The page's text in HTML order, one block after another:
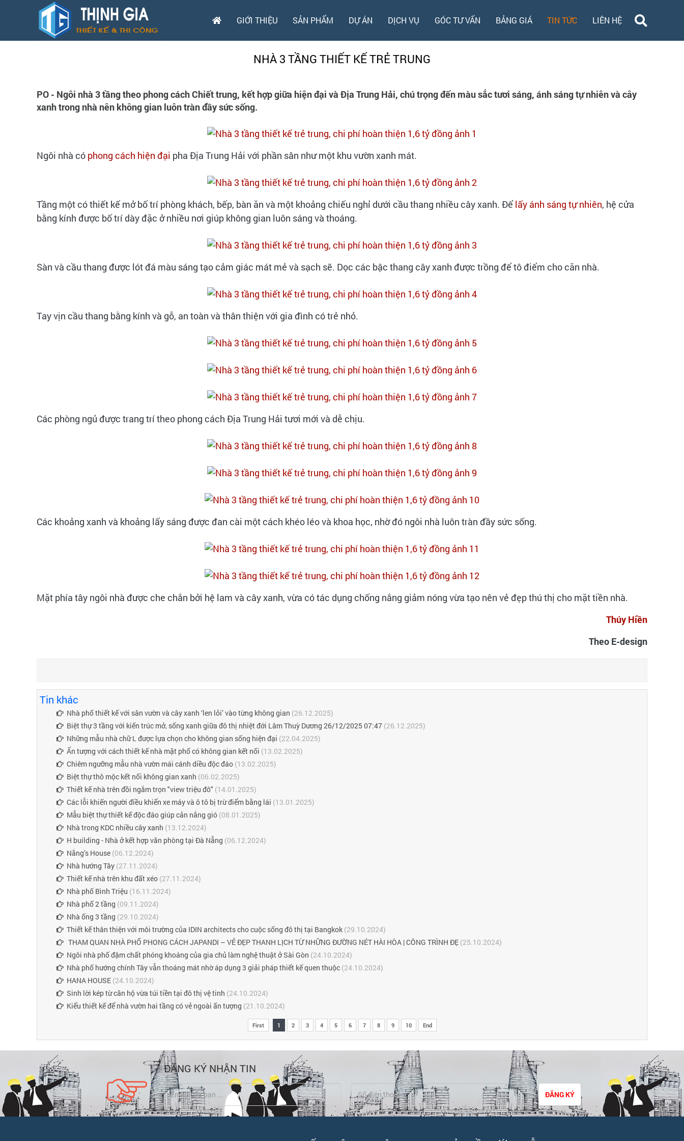
GIỚI THIỆU SẢN PHẨM DỰ ÁN DỊCH VỤ GÓC TƯ VẤN BẢNG GIÁ TIN TỨC LIÊN HỆ
NHÀ 3 TẦNG THIẾT KẾ TRẺ TRUNG
PO - Ngôi nhà 3 tầng theo phong cách Chiết trung, kết hợp giữa hiện đại và Địa Trung Hải, chú trọng đến màu sắc tươi sáng, ánh sáng tự nhiên và cây
xanh trong nhà nên không gian luôn tràn đầy sức sống.
Ngôi nhà có phong cách hiện đại pha Địa Trung Hải với phần sân như một khu vườn xanh mát.
Tầng một có thiết kế mở bố trí phòng khách, bếp, bàn ăn và một khoảng chiếu nghỉ dưới cầu thang nhiều cây xanh. Để lấy ánh sáng tự nhiên, hệ cửa
bằng kính được bố trí dày đặc ở nhiều nơi giúp không gian luôn sáng và thoáng.
Sàn và cầu thang được lót đá màu sáng tạo cảm giác mát mẻ và sạch sẽ. Dọc các bậc thang cây xanh được trồng để tô điểm cho căn nhà.
Tay vịn cầu thang bằng kính và gỗ, an toàn và thân thiện với gia đình có trẻ nhỏ.
Các phòng ngủ được trang trí theo phong cách Địa Trung Hải tươi mới và dễ chịu.
Các khoảng xanh và khoảng lấy sáng được đan cài một cách khéo léo và khoa học, nhờ đó ngôi nhà luôn tràn đầy sức sống.
Mặt phía tây ngôi nhà được che chắn bởi hệ lam và cây xanh, vừa có tác dụng chống nắng giảm nóng vừa tạo nên vẻ đẹp thú thị cho mặt tiền nhà.
Thúy Hiền
Theo E-design
Tin khác
Nhà phố thiết kế với sân vườn và cây xanh ‘len lỏi’ vào từng không gian (26.12.2025)
Biệt thự 3 tầng với kiến trúc mở, sống xanh giữa đô thị nhiệt đới Lâm Thuỳ Dương 26/12/2025 07:47 (26.12.2025)
Những mẫu nhà chữ L được lựa chọn cho không gian sống hiện đại (22.04.2025)
Ấn tượng với cách thiết kế nhà mặt phố có không gian kết nối (13.02.2025)
Chiêm ngưỡng mẫu nhà vườn mái cánh diều độc đáo (13.02.2025)
Biệt thự thô mộc kết nối không gian xanh (06.02.2025)
Thiết kế nhà trên đồi ngắm trọn "view triệu đô" (14.01.2025)
Các lỗi khiến người điều khiển xe máy và ô tô bị trừ điểm bằng lái (13.01.2025)
Mẫu biệt thự thiết kế độc đáo giúp cản nắng gió (08.01.2025)
Nhà trong KDC nhiều cây xanh (13.12.2024)
H building - Nhà ở kết hợp văn phòng tại Đà Nẵng (06.12.2024)
Nắng’s House (06.12.2024)
Nhà hướng Tây (27.11.2024)
Thiết kế nhà trên khu đất xéo (27.11.2024)
Nhà phố Bình Triệu (16.11.2024)
Nhà phố 2 tầng (09.11.2024)
Nhà ống 3 tầng (29.10.2024)
Thiết kế thân thiện với môi trường của IDIN architects cho cuộc sống đô thị tại Bangkok (29.10.2024)
THAM QUAN NHÀ PHỐ PHONG CÁCH JAPANDI – VẺ ĐẸP THANH LỊCH TỪ NHỮNG ĐƯỜNG NÉT HÀI HÒA | CÔNG TRÌNH ĐẸ (25.10.2024)
Ngôi nhà phố đậm chất phóng khoáng của gia chủ làm nghệ thuật ở Sài Gòn (24.10.2024)
Nhà phố hướng chính Tây vẫn thoáng mát nhờ áp dụng 3 giải pháp thiết kế quen thuộc (24.10.2024)
HANA HOUSE (24.10.2024)
Sinh lời kép từ căn hộ vừa túi tiền tại đô thị vệ tinh (24.10.2024)
Kiểu thiết kế để nhà vườn hai tầng có vẻ ngoài ấn tượng (21.10.2024)
First 1 2 3 4 5 6 7 8 9 10 End
ĐĂNG KÝ NHẬN TIN
ĐĂNG KÝ